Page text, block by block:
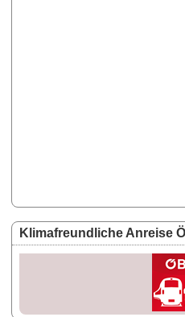
Klimafreundliche Anreise